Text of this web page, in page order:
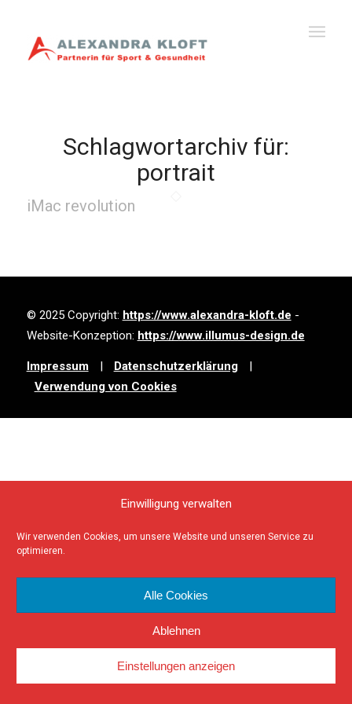
Einwilligung verwalten
Wir verwenden Cookies, um unsere Website und unseren Service zu
optimieren.
Alle Cookies
Ablehnen
Einstellungen anzeigen
Schlagwortarchiv für:
portrait
iMac revolution
© 2025 Copyright: https://www.alexandra-kloft.de -
Website-Konzeption: https://www.illumus-design.de
Impressum | Datenschutzerklärung
|
Verwendung von Cookies